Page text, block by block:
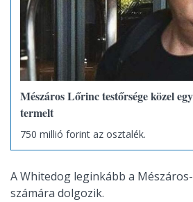
Mészáros Lőrinc testőrsége közel
termelt
750 millió forint az osztalék.
A Whitedog leginkább a
számára dolgozik.